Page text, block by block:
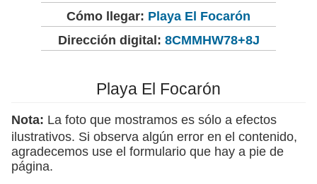
Cómo llegar: Playa El Focarón
Dirección digital: 8CMMHW78+8J
Playa El Focarón
Nota: La foto que mostramos es sólo a efectos
ilustrativos. Si observa algún error en el contenido,
agradecemos use el formulario que hay a pie de
página.